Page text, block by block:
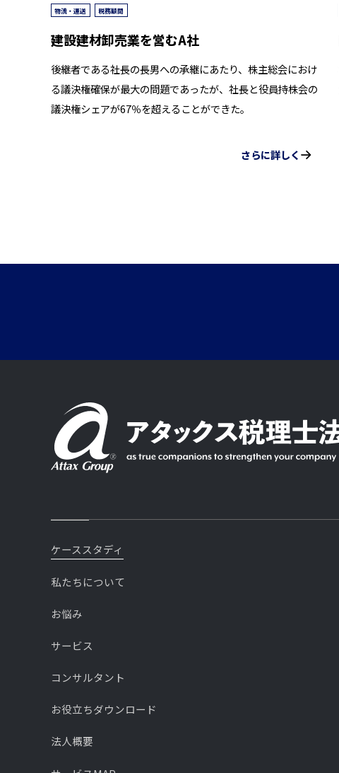
物流・運送 税務顧問
建設建材卸売業を営むA社
後継者である社長の長男への承継にあたり、株主総会におけ
る議決権確保が最大の問題であったが、社長と役員持株会の
議決権シェアが67％を超えることができた。
ケーススタディ
私たちについて
お悩み
サービス
コンサルタント
お役立ちダウンロード
法人概要